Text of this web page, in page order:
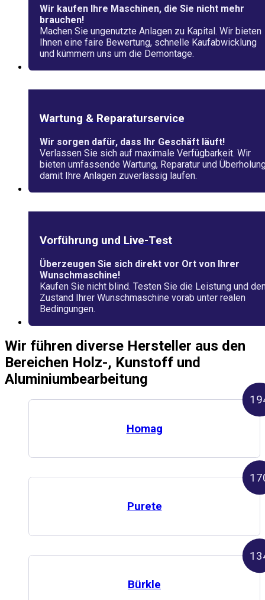
Wir kaufen Ihre Maschinen, die Sie nicht mehr
brauchen!
Machen Sie ungenutzte Anlagen zu Kapital. Wir bieten
Ihnen eine faire Bewertung, schnelle Kaufabwicklung
und kümmern uns um die Demontage.
Wartung & Reparaturservice
Wir sorgen dafür, dass Ihr Geschäft läuft!
Verlassen Sie sich auf maximale Verfügbarkeit. Wir
bieten umfassende Wartung, Reparatur und
damit Ihre Anlagen zuverlässig laufen.
Vorführung und Live-Test
Überzeugen Sie sich direkt vor Ort von Ihrer
Wunschmaschine!
Kaufen Sie nicht blind. Testen Sie die Leistung und
Zustand Ihrer Wunschmaschine vorab unter realen
Bedingungen.
Wir führen diverse Hersteller aus den
Bereichen Holz-, Kunstoff und
Aluminiumbearbeitung
Homag
Purete
Bürkle